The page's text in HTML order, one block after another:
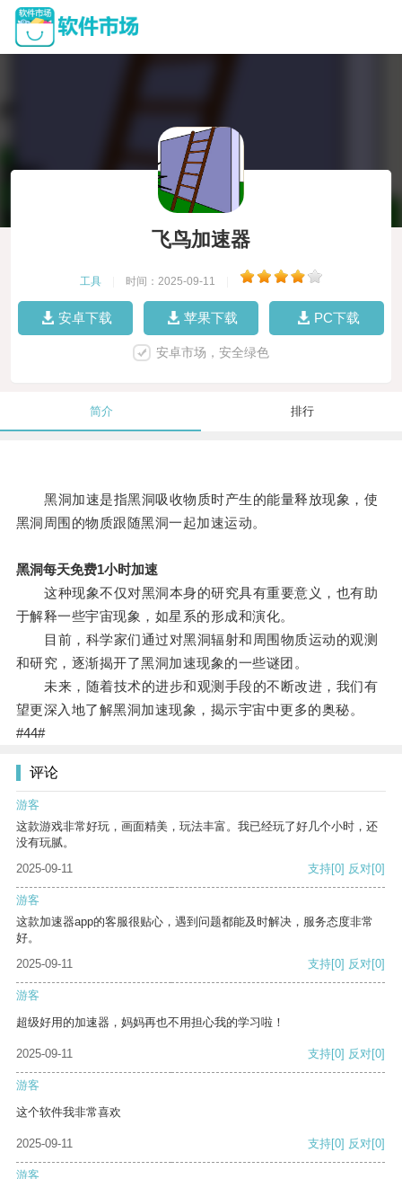
飞鸟加速器
工具 时间：2025-09-11
安卓下载 苹果下载 PC下载
安卓市场，安全绿色
简介 排行
黑洞加速是指黑洞吸收物质时产生的能量释放现象，使
黑洞周围的物质跟随黑洞一起加速运动。
黑洞每天免费1小时加速
这种现象不仅对黑洞本身的研究具有重要意义，也有助
于解释一些宇宙现象，如星系的形成和演化。
目前，科学家们通过对黑洞辐射和周围物质运动的观测
和研究，逐渐揭开了黑洞加速现象的一些谜团。
未来，随着技术的进步和观测手段的不断改进，我们有
望更深入地了解黑洞加速现象，揭示宇宙中更多的奥秘。
#44#
评论
游客
这款游戏非常好玩，画面精美，玩法丰富。我已经玩了好几个小时，还
没有玩腻。
2025-09-11
支持[0] 反对[0]
游客
这款加速器app的客服很贴心，遇到问题都能及时解决，服务态度非常
好。
2025-09-11
支持[0] 反对[0]
游客
超级好用的加速器，妈妈再也不用担心我的学习啦！
2025-09-11 支持[0] 反对[0]
游客
这个软件我非常喜欢
2025-09-11 支持[0] 反对[0]
游客